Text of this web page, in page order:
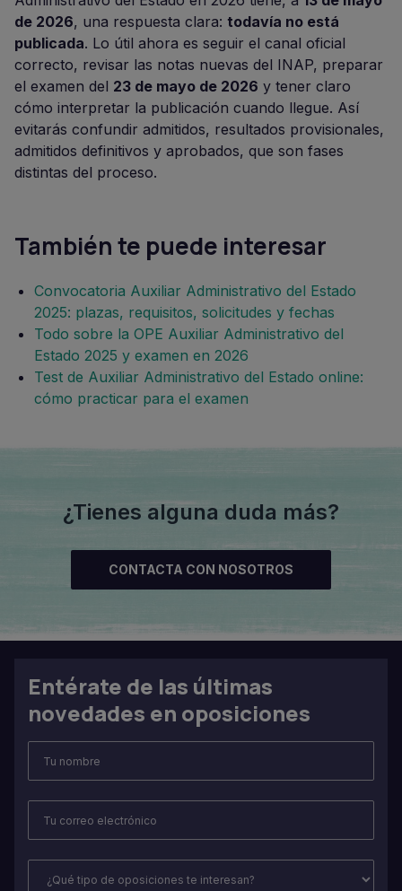
de 2026, una respuesta clara: todavía no está
publicada. Lo útil ahora es seguir el canal oficial
correcto, revisar las notas nuevas del INAP, preparar
el examen del 23 de mayo de 2026 y tener claro
cómo interpretar la publicación cuando llegue. Así
evitarás confundir admitidos, resultados provisionales,
admitidos definitivos y aprobados, que son fases
distintas del proceso.
También te puede interesar
Convocatoria Auxiliar Administrativo del Estado
2025: plazas, requisitos, solicitudes y fechas
Todo sobre la OPE Auxiliar Administrativo del
Estado 2025 y examen en 2026
Test de Auxiliar Administrativo del Estado online:
cómo practicar para el examen
¿Tienes alguna duda más?
CONTACTA CON NOSOTROS
Entérate de las últimas
novedades en oposiciones